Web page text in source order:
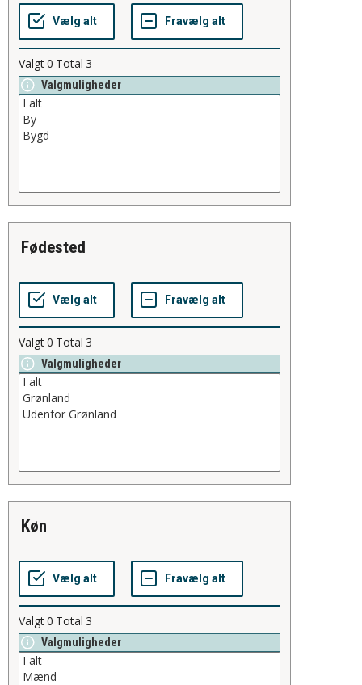
Valgt0 Total 3
Valgmuligheder
fødested
Valgt0 Total 3
Valgmuligheder
køn
Valgt0 Total 3
Valgmuligheder